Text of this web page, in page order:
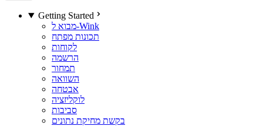
Getting Started
מבוא ל-Wink
תכונות מפתח
לקוחות
הרשמה
תמחור
השוואה
אבטחה
לוקליזציה
סביבות
בקשת מחיקת נתונים